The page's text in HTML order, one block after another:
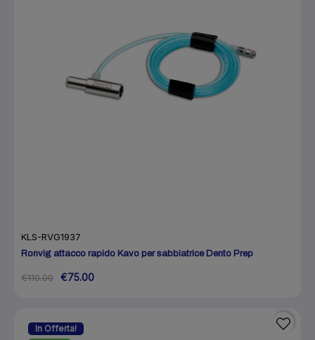
KLS-RVG1937
Ronvig attacco rapido Kavo per sabbiatrice Dento Prep
€110.00 €75.00
In Offerta!